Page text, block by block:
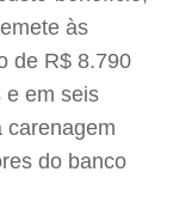
às
de R$ 8.790
e em seis
carenagem
do banco